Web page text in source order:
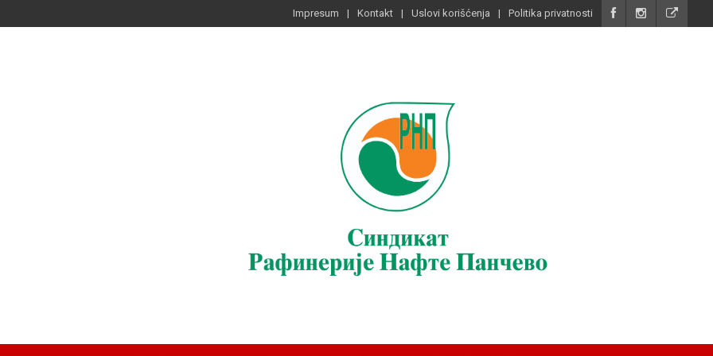
Impresum Kontakt Uslovi korišćenja Politika privatnosti